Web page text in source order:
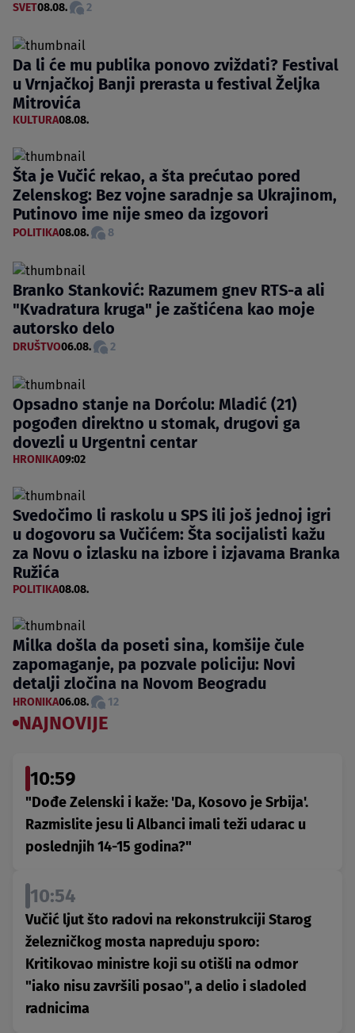
SVET08.08. 2
Da li će mu publika ponovo zviždati? Festival
u Vrnjačkoj Banji prerasta u festival Željka
Mitrovića
KULTURA08.08.
Šta je Vučić rekao, a šta prećutao pored
Zelenskog: Bez vojne saradnje sa Ukrajinom,
Putinovo ime nije smeo da izgovori
POLITIKA08.08. 8
Branko Stanković: Razumem gnev RTS-a ali
"Kvadratura kruga" je zaštićena kao moje
autorsko delo
DRUŠTVO06.08. 2
Opsadno stanje na Dorćolu: Mladić (21)
pogođen direktno u stomak, drugovi ga
dovezli u Urgentni centar
HRONIKA09:02
Svedočimo li raskolu u SPS ili još jednoj igri
u dogovoru sa Vučićem: Šta socijalisti kažu
za Novu o izlasku na izbore i izjavama Branka
Ružića
POLITIKA08.08.
Milka došla da poseti sina, komšije čule
zapomaganje, pa pozvale policiju: Novi
detalji zločina na Novom Beogradu
HRONIKA06.08. 12
NAJNOVIJE
10:59
"Dođe Zelenski i kaže: 'Da, Kosovo je Srbija'.
Razmislite jesu li Albanci imali teži udarac u
poslednjih 14-15 godina?"
10:54
Vučić ljut što radovi na rekonstrukciji Starog
železničkog mosta napreduju sporo:
Kritikovao ministre koji su otišli na odmor
"iako nisu završili posao", a delio i sladoled
radnicima